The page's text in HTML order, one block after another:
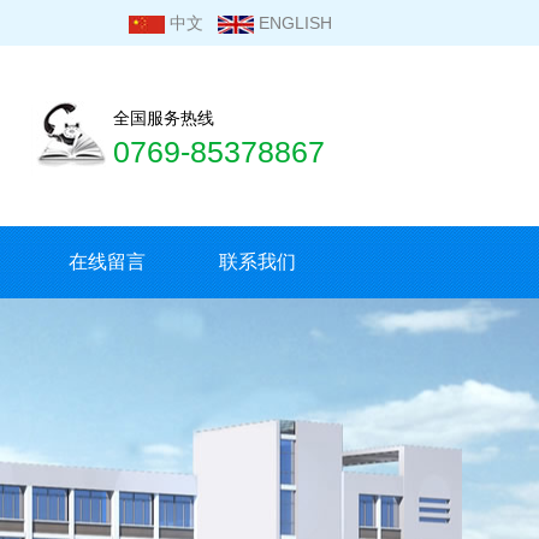
中文 ENGLISH
全国服务热线
0769-85378867
在线留言 联系我们